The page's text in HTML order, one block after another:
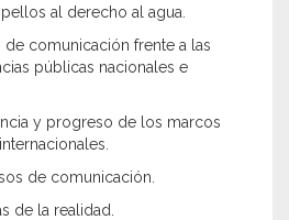
al derecho al agua.
comunicación frente a las
públicas nacionales e
y progreso de los marcos
de comunicación.
de la realidad.